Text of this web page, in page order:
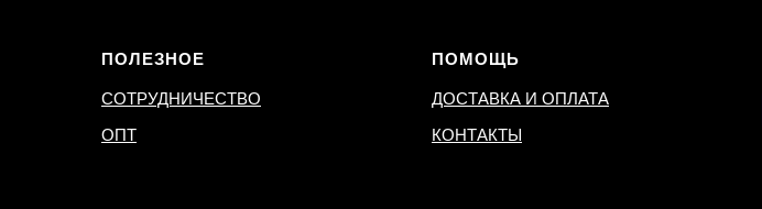
ПОЛЕЗНОЕ
СОТРУДНИЧЕСТВО
ОПТ
ПОМОЩЬ
ДОСТАВКА И ОПЛАТА
КОНТАКТЫ